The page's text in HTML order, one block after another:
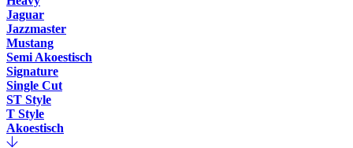
Jaguar
Jazzmaster
Mustang
Semi Akoestisch
Signature
Single Cut
ST Style
T Style
Akoestisch